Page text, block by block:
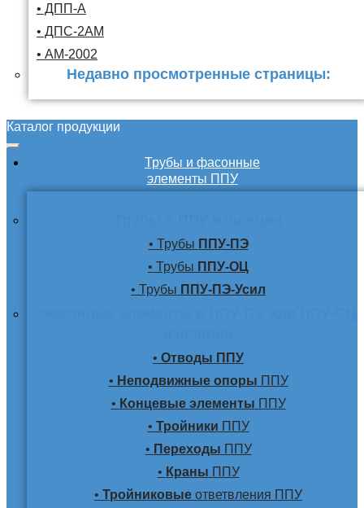
• ДПП-А
• ДПС-2АМ
• АМ-2002
Недавно просмотренные страницы:
Каталог продукции
Трубы и фасонные
элементы ППУ
• Трубы ППУ-ПЭ
• Трубы ППУ-ОЦ
• Трубы ППУ-ПЭ-Усил
• Отводы ППУ
• Неподвижные опоры ППУ
• Концевые элементы ППУ
• Тройники ППУ
• Переходы ППУ
• Краны ППУ
• Тройниковые ответвления ППУ